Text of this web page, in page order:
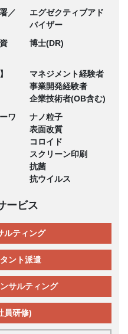
／
エグゼクティブアド
バイザー
博士(DR)
マネジメント経験者
事業開発経験者
企業技術者(OB含む)
ワ
ナノ粒子
表面改質
コロイド
スクリーン印刷
抗菌
抗ウイルス
ービス
ルティング
ント派遣
サルティング
員研修)